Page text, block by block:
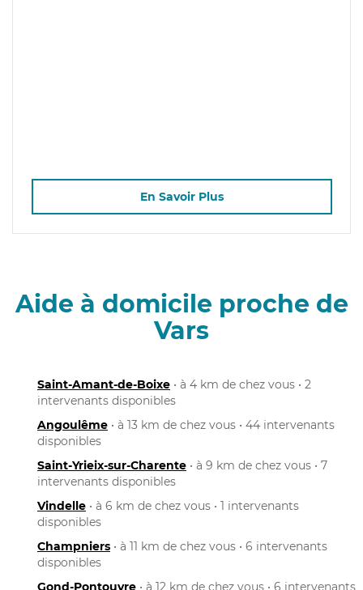
En Savoir Plus
Aide à domicile proche de
Vars
Saint-Amant-de-Boixe • à 4 km de chez vous • 2
intervenants disponibles
Angoulême • à 13 km de chez vous • 44 intervenants
disponibles
Saint-Yrieix-sur-Charente • à 9 km de chez vous • 7
intervenants disponibles
Vindelle • à 6 km de chez vous • 1 intervenants
disponibles
Champniers • à 11 km de chez vous • 6 intervenants
disponibles
Gond-Pontouvre • à 12 km de chez vous • 6 intervenants